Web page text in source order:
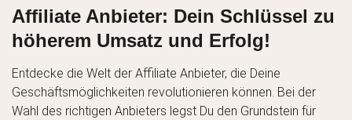
Affiliate Anbieter: Dein Schlüssel zu
höherem Umsatz und Erfolg!
Entdecke die Welt der Affiliate Anbieter, die Deine
Geschäftsmöglichkeiten revolutionieren können. Bei der
Wahl des richtigen Anbieters legst Du den Grundstein für